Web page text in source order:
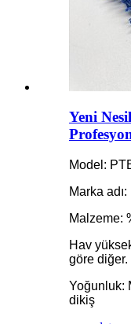
Yeni
Model:
Marka
Malzeme:
Hav
göre diğer.
Yoğunluk:
dikiş